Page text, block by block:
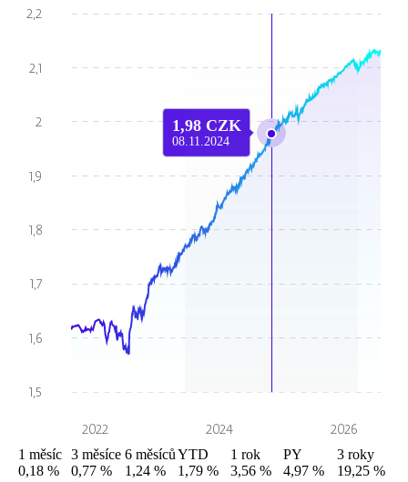
1,98 CZK
08.11.2024
1 měsíc
0,18 %
3 měsíce
0,77 %
6měsíců
1,24 %
YTD
1,79 %
1 rok
3,56 %
PY
4,97 %
3roky
19,25 %